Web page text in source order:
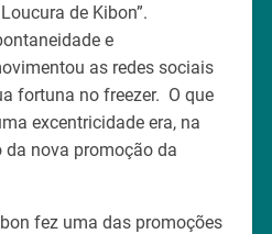
de Kibon”.
e
as redes sociais
fortuna no freezer. O que
excentricidade era, na
da nova promoção da
fez uma das promoções